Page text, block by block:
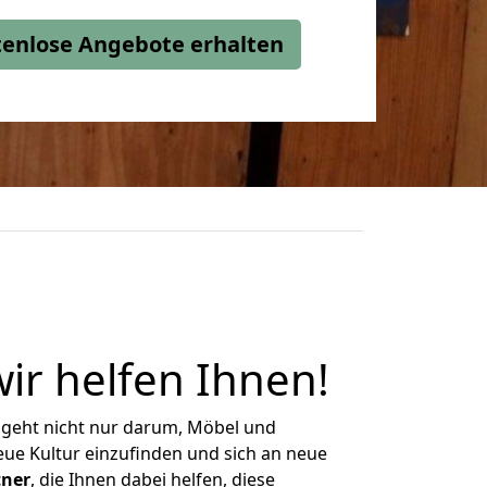
Angebote erhalten
helfen Ihnen!
nicht nur darum, Möbel und
Kultur einzufinden und sich an neue
, die Ihnen dabei helfen, diese